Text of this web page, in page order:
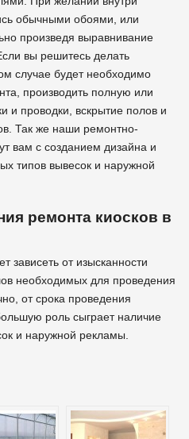
обычными обоями, или
произведя выравнивание
вы решитесь делать
случае будет необходимо
производить полную или
и проводки, вскрытие полов и
Так же наши ремонтно-
вам с созданием дизайна и
типов вывесок и наружной
ремонта киосков в
зависеть от изысканности
необходимых для проведения
от срока проведения
роль сыграет наличие
и наружной рекламы.